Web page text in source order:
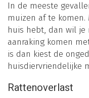
In de meeste
muizen af te
huis hebt, dan wil
aanraking komen
is dan kiest de
huisdiervriendelijke
Rattenoverlast